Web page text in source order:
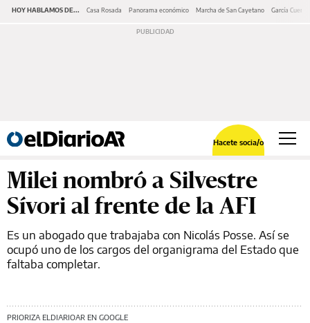
HOY HABLAMOS DE... Casa Rosada Panorama económico Marcha de San Cayetano García Cuerva
Hacete socia/o
Milei nombró a Silvestre
Sívori al frente de la AFI
Es un abogado que trabajaba con Nicolás Posse. Así se
ocupó uno de los cargos del organigrama del Estado que
faltaba completar.
PRIORIZA ELDIARIOAR EN GOOGLE